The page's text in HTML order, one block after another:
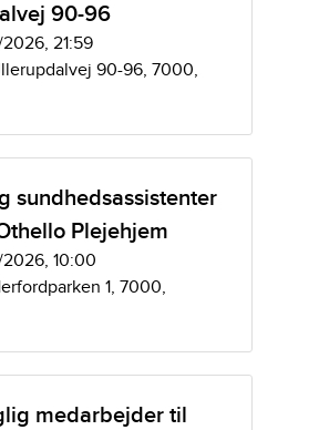
90-96
21:59
90-96, 7000,
sundhedsassistenter
Plejehjem
10:00
1, 7000,
medarbejder til